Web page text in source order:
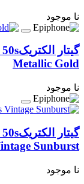
نا موجود
گیتار الکتریک
Metallic Gold
نا موجود
گیتار الکتریک
Sunburst
نا موجود